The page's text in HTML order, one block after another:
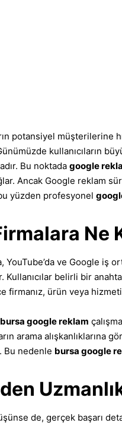
potansiyel müşterilerine
kullanıcıların
Bu noktada google
Ancak Google reklam
yüzden profesyonel
Ne
ve Google iş
belirli bir
firmanız, ürün veya
bursa google reklam
arama alışkanlıklarına
Bu nedenle bursa google
de, gerçek başarı